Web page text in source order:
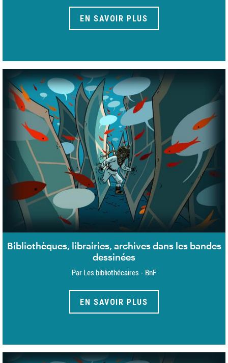
EN SAVOIR PLUS
Bibliothèques, librairies, archives dans les bandes
dessinées
Par Les bibliothécaires - BnF
EN SAVOIR PLUS